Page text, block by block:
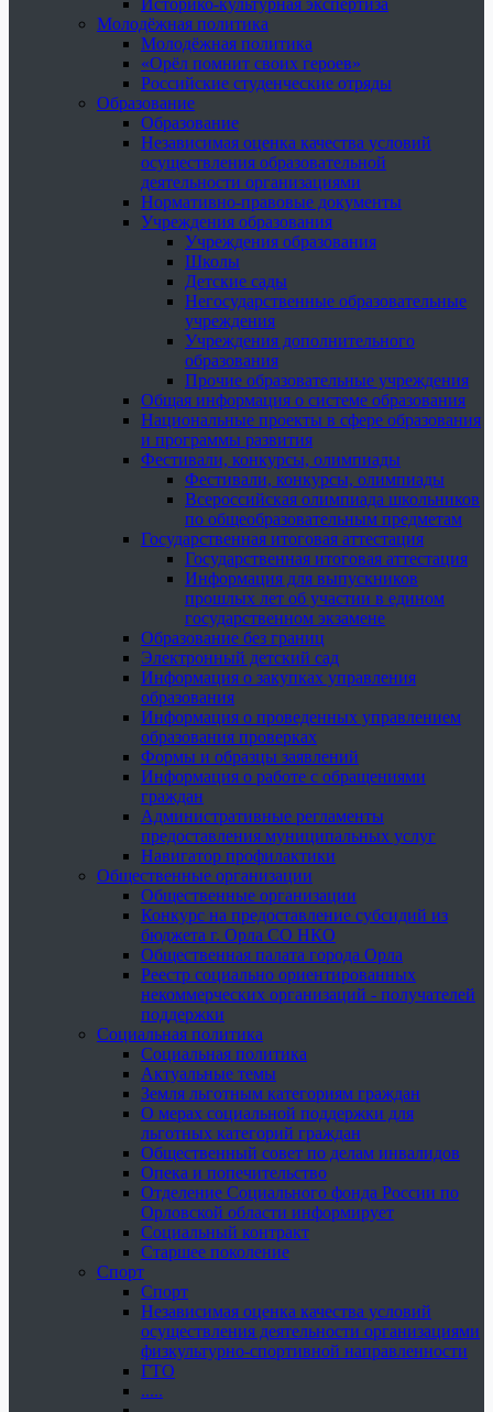
Историко-культурная экспертиза
Молодёжная политика
Молодёжная политика
«Орёл помнит своих героев»
Российские студенческие отряды
Образование
Образование
Независимая оценка качества условий
осуществления образовательной
деятельности организациями
Нормативно-правовые документы
Учреждения образования
Учреждения образования
Школы
Детские сады
Негосударственные образовательные
учреждения
Учреждения дополнительного
образования
Прочие образовательные учреждения
Общая информация о системе образования
Национальные проекты в сфере образования
и программы развития
Фестивали, конкурсы, олимпиады
Фестивали, конкурсы, олимпиады
Всероссийская олимпиада школьников
по общеобразовательным предметам
Государственная итоговая аттестация
Государственная итоговая аттестация
Информация для выпускников
прошлых лет об участии в едином
государственном экзамене
Образование без границ
Электронный детский сад
Информация о закупках управления
образования
Информация о проведенных управлением
образования проверках
Формы и образцы заявлений
Информация о работе с обращениями
граждан
Административные регламенты
предоставления муниципальных услуг
Навигатор профилактики
Общественные организации
Общественные организации
Конкурс на предоставление субсидий из
бюджета г. Орла СО НКО
Общественная палата города Орла
Реестр социально ориентированных
некоммерческих организаций - получателей
поддержки
Социальная политика
Социальная политика
Актуальные темы
Земля льготным категориям граждан
О мерах социальной поддержки для
льготных категорий граждан
Общественный совет по делам инвалидов
Опека и попечительство
Отделение Социального фонда России по
Орловской области информирует
Социальный контракт
Старшее поколение
Спорт
Спорт
Независимая оценка качества условий
осуществления деятельности организациями
физкультурно-спортивной направленности
ГТО
.....